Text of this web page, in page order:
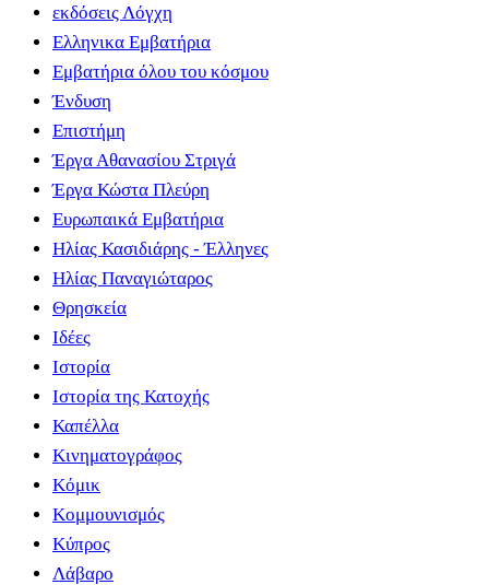
εκδόσεις Λόγχη
Ελληνικα Εμβατήρια
Εμβατήρια όλου του κόσμου
Ένδυση
Επιστήμη
Έργα Αθανασίου Στριγά
Έργα Κώστα Πλεύρη
Ευρωπαικά Εμβατήρια
Ηλίας Κασιδιάρης - Έλληνες
Ηλίας Παναγιώταρος
Θρησκεία
Ιδέες
Ιστορία
Ιστορία της Κατοχής
Καπέλλα
Κινηματογράφος
Κόμικ
Κομμουνισμός
Κύπρος
Λάβαρο